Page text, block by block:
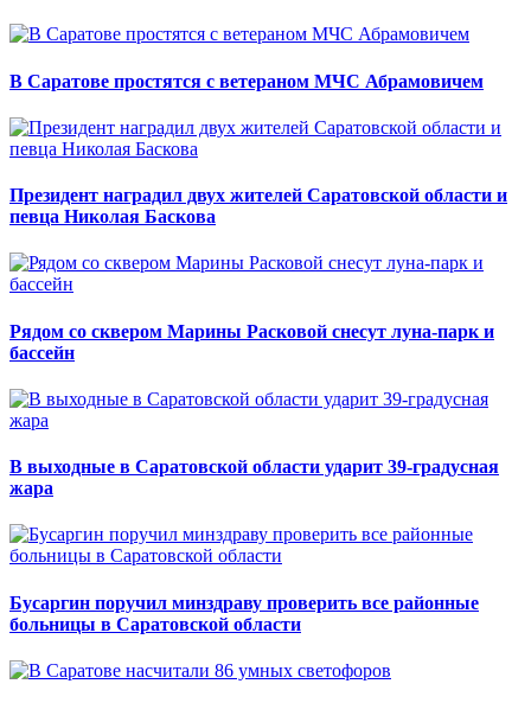
В Саратове простятся с ветераном МЧС Абрамовичем
Президент наградил двух жителей Саратовской области и
певца Николая Баскова
Рядом со сквером Марины Расковой снесут луна-парк и
бассейн
В выходные в Саратовской области ударит 39-градусная
жара
Бусаргин поручил минздраву проверить все районные
больницы в Саратовской области